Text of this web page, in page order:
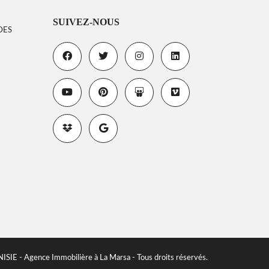
SUIVEZ-NOUS
- Agence Immobilière à La Marsa - Tous droits réservés.